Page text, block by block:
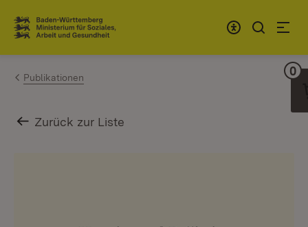
Zum Inhalt springen
Link zur Startseite
Publikationen
Zurück zur Liste
0